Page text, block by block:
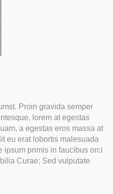
Proin gravida semper
lorem at egestas
a egestas eros massa at
eu erat lobortis malesuada
ipsum primis in faucibus orci
Curae; Sed vulputate